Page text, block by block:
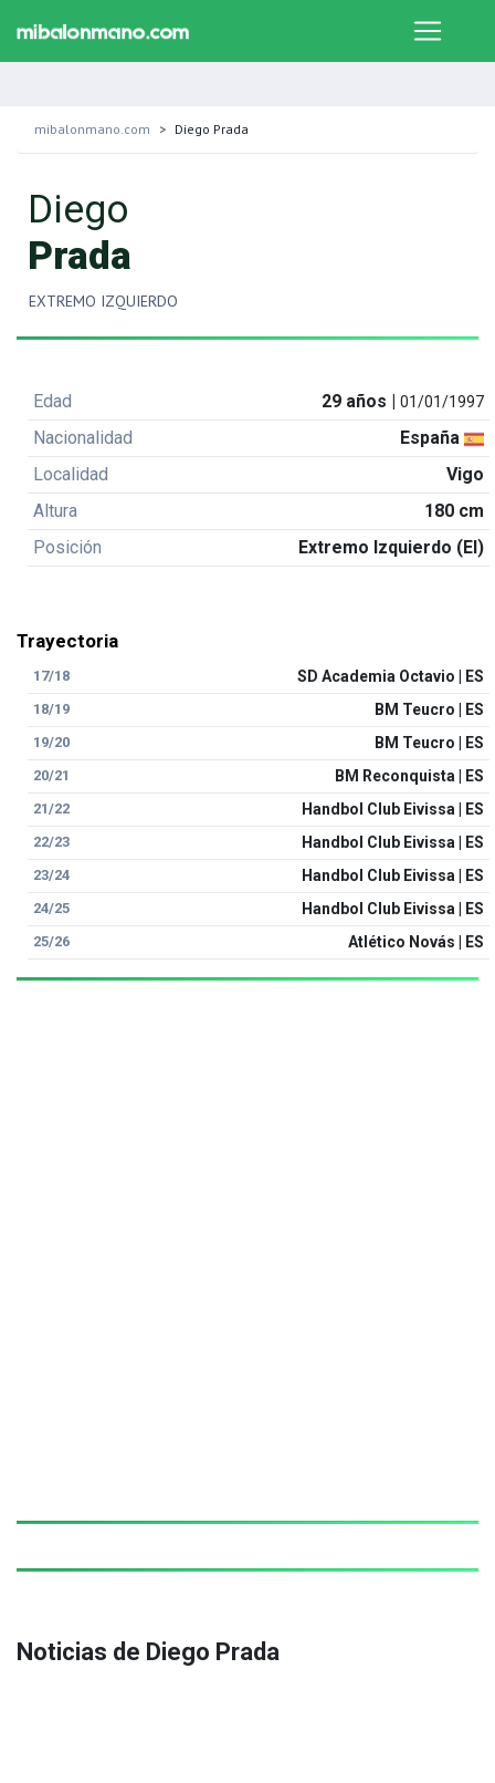
mibalonmano.com Diego Prada
Diego
Prada
EXTREMO IZQUIERDO
Edad 29 años |01/01/1997
Nacionalidad
España
Localidad
Vigo
Altura
180 cm
Posición
Extremo Izquierdo (EI)
Trayectoria
17/18 SD Academia Octavio | ES
18/19 BM Teucro | ES
19/20 BM Teucro | ES
20/21 BM Reconquista | ES
21/22 Handbol Club Eivissa | ES
22/23 Handbol Club Eivissa | ES
23/24 Handbol Club Eivissa | ES
24/25 Handbol Club Eivissa | ES
25/26 Atlético Novás | ES
Noticias de Diego Prada